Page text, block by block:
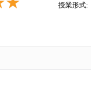
授業形式: